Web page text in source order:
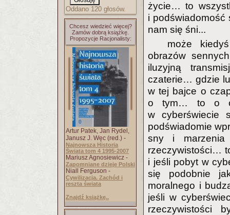
Oddano 120 głosów.
Chcesz wiedzieć więcej?
Zamów dobrą książkę.
Propozycje Racjonalisty:
Artur Patek, Jan Rydel,
Janusz J. Węc (red.) -
Najnowsza Historia
Świata tom 4 1995-2007
Mariusz Agnosiewicz -
Zapomniane dzieje Polski
Niall Ferguson -
Cywilizacja. Zachód i
reszta świata
Znajdź książkę..
życie… to
i podświadomość
nam się śni...
może
obrazów
iluzyjną
czaterie… gdzie
w tej bajce o
o tym… to o
w cyberświecie
podświadomie
sny i
rzeczywistości…
i jeśli pobyt w
się podobnie
moralnego i
jeśli w
rzeczywistości